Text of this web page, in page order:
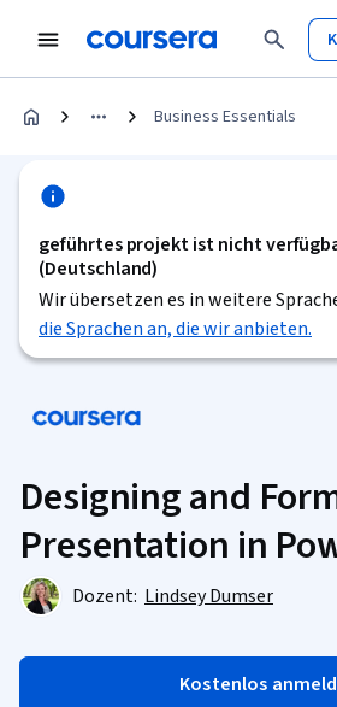
Business Essentials
geführtes projekt ist nicht
(Deutschland)
Wir übersetzen es in weitere
die Sprachen an, die wir anbieten.
Designing and
Presentation in
Dozent: Lindsey Dumser
Kostenlos